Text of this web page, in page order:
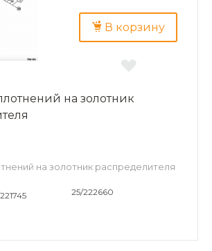
В корзину
на золотник
на золотник распределителя
25/222660